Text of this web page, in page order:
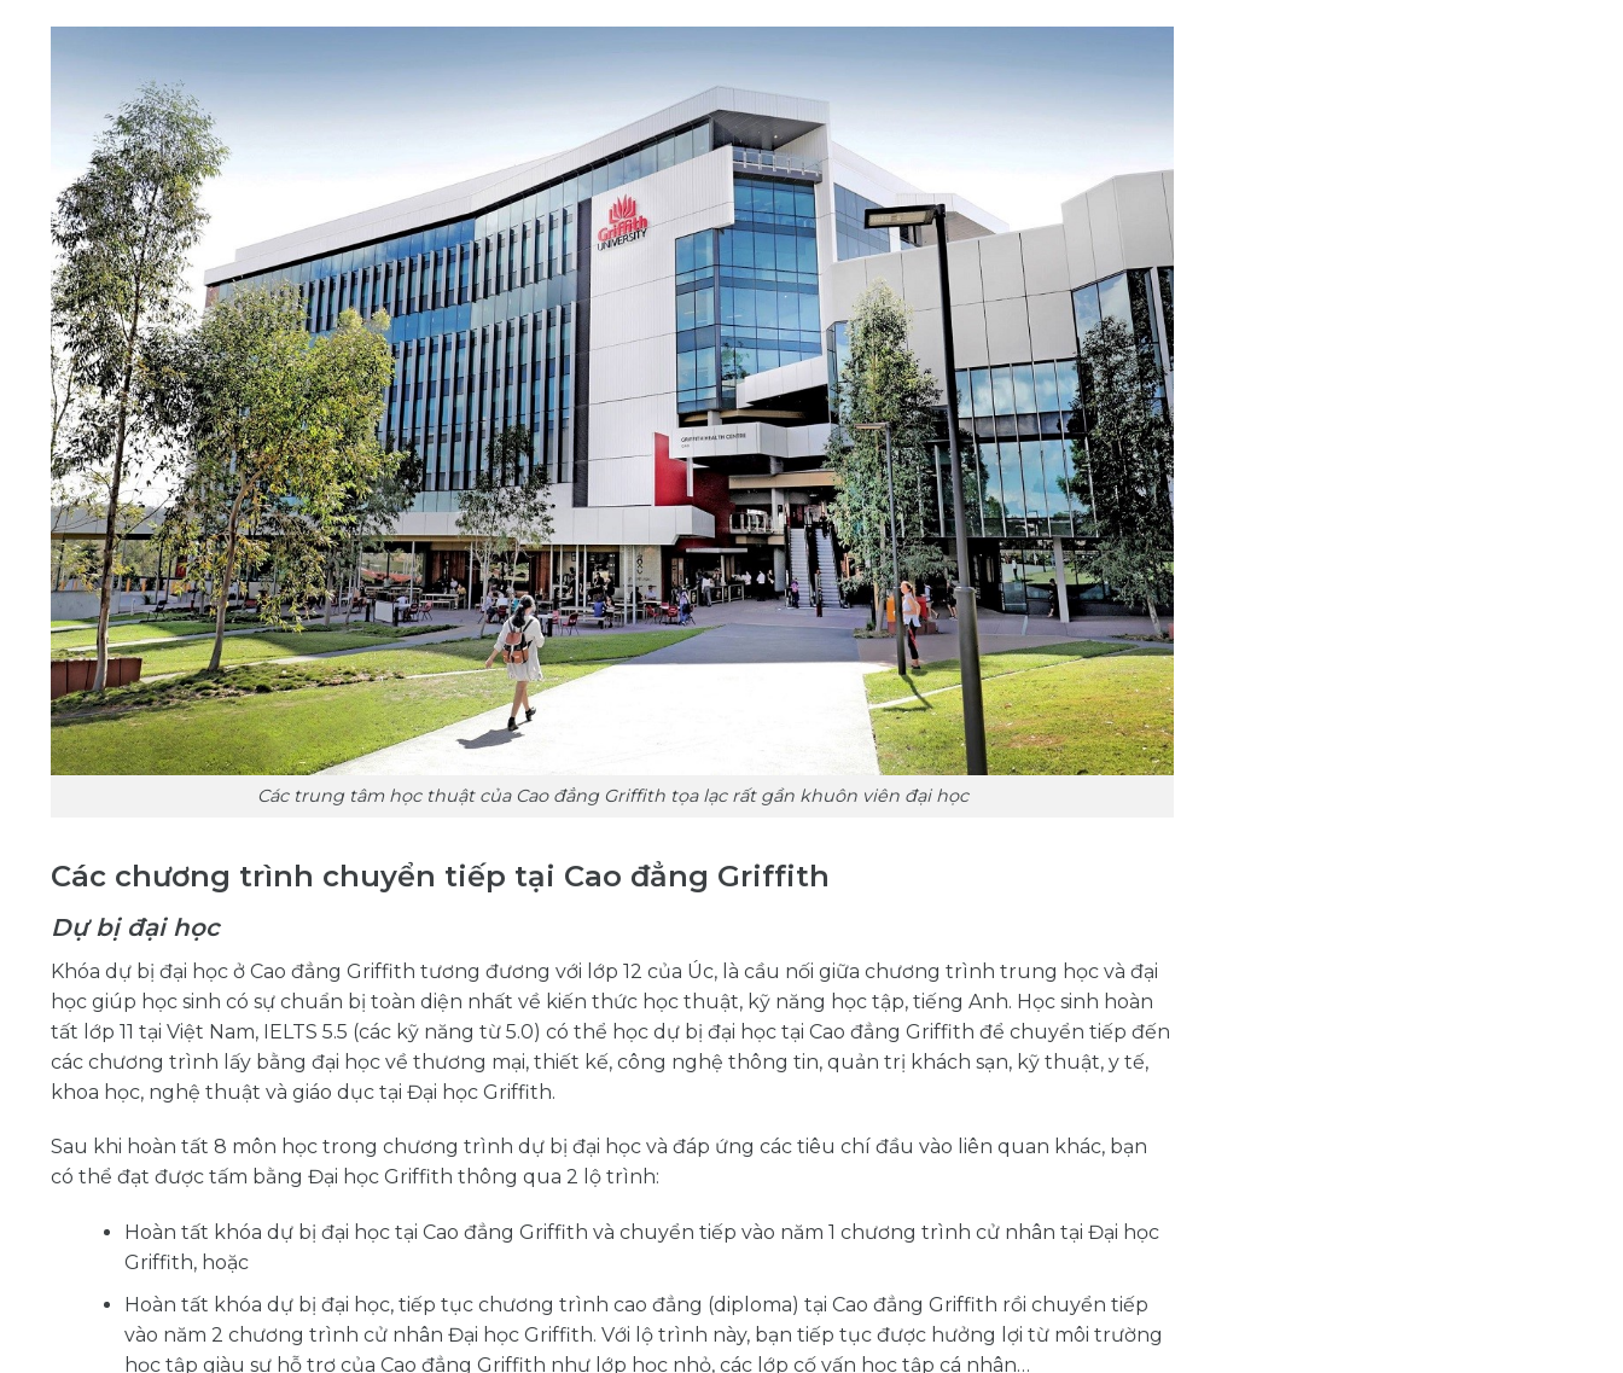
Các trung tâm học thuật của Cao đẳng Griffith tọa lạc rất gần khuôn viên đại học
Các chương trình chuyển tiếp tại Cao đẳng Griffith
Dự bị đại học
Khóa dự bị đại học ở Cao đẳng Griffith tương đương với lớp 12 của Úc, là cầu nối giữa chương trình trung học và đại
học giúp học sinh có sự chuẩn bị toàn diện nhất về kiến thức học thuật, kỹ năng học tập, tiếng Anh. Học sinh hoàn
tất lớp 11 tại Việt Nam, IELTS 5.5 (các kỹ năng từ 5.0) có thể học dự bị đại học tại Cao đẳng Griffith để chuyển tiếp đến
các chương trình lấy bằng đại học về thương mại, thiết kế, công nghệ thông tin, quản trị khách sạn, kỹ thuật, y tế,
khoa học, nghệ thuật và giáo dục tại Đại học Griffith.
Sau khi hoàn tất 8 môn học trong chương trình dự bị đại học và đáp ứng các tiêu chí đầu vào liên quan khác, bạn
có thể đạt được tấm bằng Đại học Griffith thông qua 2 lộ trình:
Hoàn tất khóa dự bị đại học tại Cao đẳng Griffith và chuyển tiếp vào năm 1 chương trình cử nhân tại Đại học
Griffith, hoặc
Hoàn tất khóa dự bị đại học, tiếp tục chương trình cao đẳng (diploma) tại Cao đẳng Griffith rồi chuyển tiếp
vào năm 2 chương trình cử nhân Đại học Griffith. Với lộ trình này, bạn tiếp tục được hưởng lợi từ môi trường
học tập giàu sự hỗ trợ của Cao đẳng Griffith như lớp học nhỏ, các lớp cố vấn học tập cá nhân…